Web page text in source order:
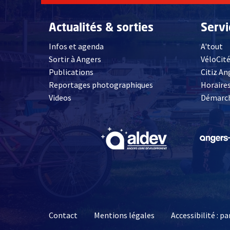
Actualités & sorties
Infos et agenda
Sortir à Angers
Publications
Reportages photographiques
Videos, Ouvre une nouvelle fenêtre
A'tout
VéloCité
Citiz
, Ouvre une
Contact Mentions légales Accessibilité :